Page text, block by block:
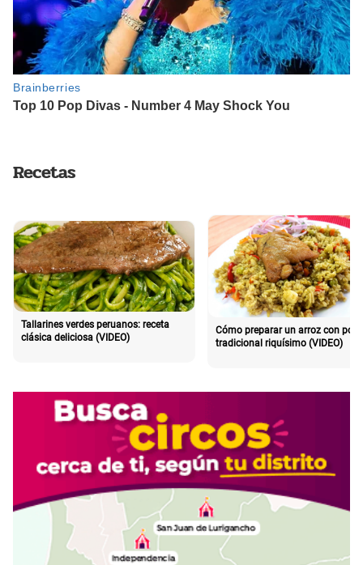
Recetas
Tallarines verdes peruanos: receta
clásica deliciosa (VIDEO)
Cómo preparar un arroz con pollo
tradicional riquísimo (VIDEO)